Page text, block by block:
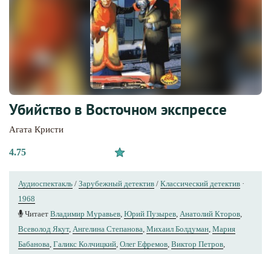
Убийство в Восточном экспрессе
Агата Кристи
4.75
Аудиоспектакль / Зарубежный детектив / Классический детектив ·
1968
Читает Владимир Муравьев, Юрий Пузырев, Анатолий Кторов,
Всеволод Якут, Ангелина Степанова, Михаил Болдуман, Мария
Бабанова, Галикс Колчицкий, Олег Ефремов, Виктор Петров,